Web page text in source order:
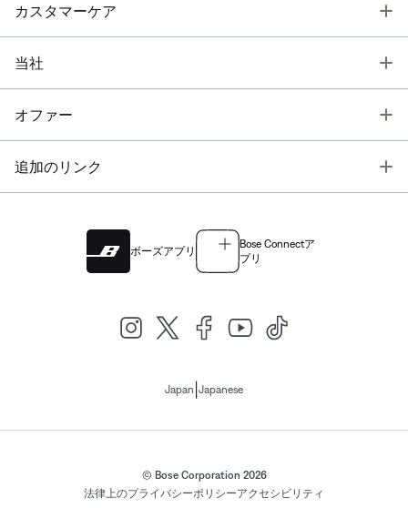
カスタマーケア
当社
オファー
追加のリンク
ボーズアプリ
Bose Connectア
プリ
Japan Japanese
© Bose Corporation 2026
法律上のプライバシーポリシーアクセシビリティ